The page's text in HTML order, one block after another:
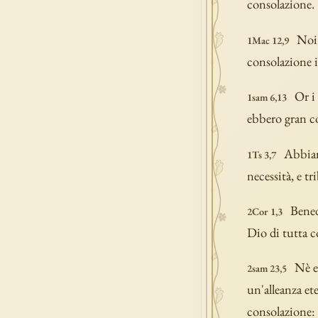
consolazione.
1Mac 12,9 Noi
consolazione
1sam 6,13 Or i
ebbero gran
1Ts 3,7
necessità, e
2Cor 1,3
Dio di tutta
2sam 23,5 Nè
un'alleanza